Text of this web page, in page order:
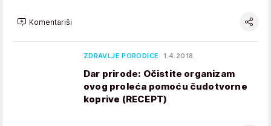
Komentariši
ZDRAVLJE PORODICE 1.4.2018.
Dar prirode: Očistite organizam
ovog proleća pomoću čudotvorne
koprive (RECEPT)